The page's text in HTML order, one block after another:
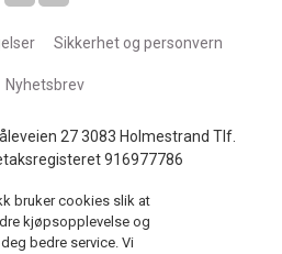
Sikkerhet og personvern
Nyhetsbrev
27 3083 Holmestrand Tlf.
916977786
bruker cookies slik at
kjøpsopplevelse og
bedre service. Vi